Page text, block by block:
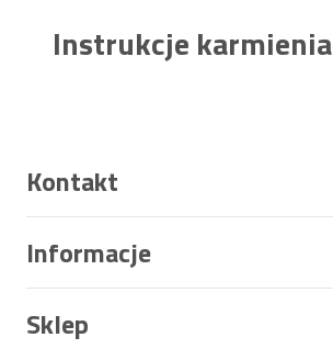
Instrukcje karmienia
Kontakt
Informacje
Sklep